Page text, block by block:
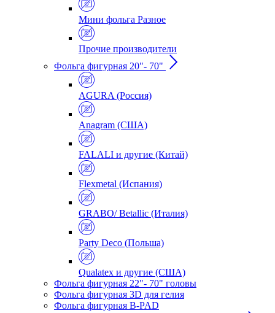
Мини фольга Разное
Прочие производители
Фольга фигурная 20"- 70"
AGURA (Россия)
Anagram (США)
FALALI и другие (Китай)
Flexmetal (Испания)
GRABO/ Betallic (Италия)
Party Deco (Польша)
Qualatex и другие (США)
Фольга фигурная 22"- 70" головы
Фольга фигурная 3D для гелия
Фольга фигурная B-PAD